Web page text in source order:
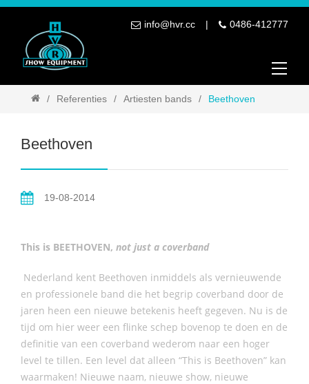
info@hvr.cc 0486-412777
Referenties Artiesten bands Beethoven
Beethoven
19-08-2014
This is BEETHOVEN, not just a coverband
Nederland kent Beethoven inmiddels als vernieuwende
en professionele band die het begrip coverband door de
jaren heen een nieuwe betekenis heeft gegeven. Nu is de
tijd om hier weer een flinke schep bovenop te doen en de
definitie van een coverband wederom naar een hoger
level te tillen. Een level dat alleen “This is Beethoven” kan
waarmaken! Nieuwe naam, nieuwe show, nieuwe